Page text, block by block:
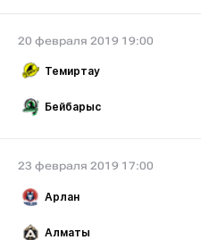
20 февраля 2019 19:00
Темиртау
Бейбарыс
23 февраля 2019 17:00
Арлан
Алматы